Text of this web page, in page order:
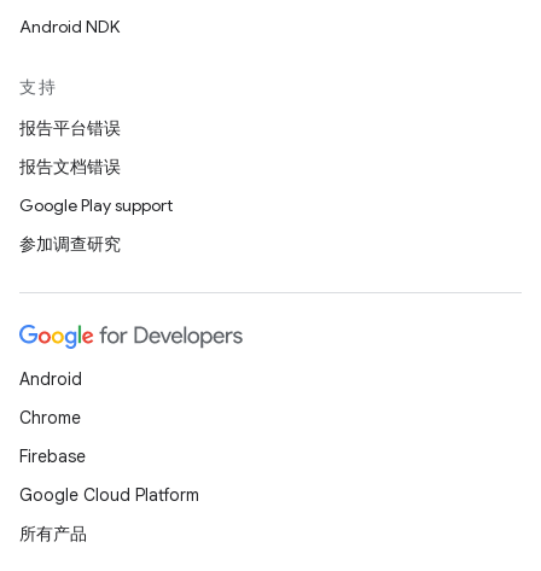
Android NDK
支持
报告平台错误
报告文档错误
Google Play support
参加调查研究
Android
Chrome
Firebase
Google Cloud Platform
所有产品